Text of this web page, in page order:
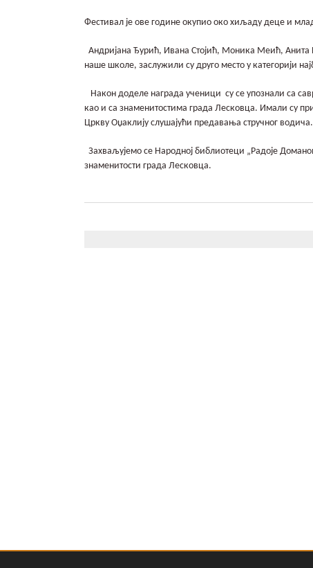
Фестивал је ове године окупио око хиљаду деце и
Андријана Ђурић, Ивана Стојић, Моника Меић,
наше школе, заслужили су друго место у категорији
Након доделе награда ученици су се упознали са
као и са знаменитостима града Лесковца. Имали су
Цркву Оџаклију слушајући предавања стручног водича.
Захваљујемо се Народној библиотеци „Радоје
знаменитости града Лесковца.